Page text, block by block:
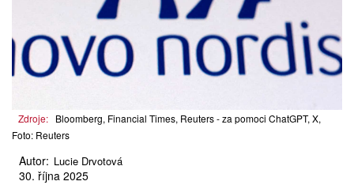
Zdroje: Bloomberg, Financial Times, Reuters - za pomoci ChatGPT, X,
Foto: Reuters
Autor: Lucie Drvotová
30. října 2025